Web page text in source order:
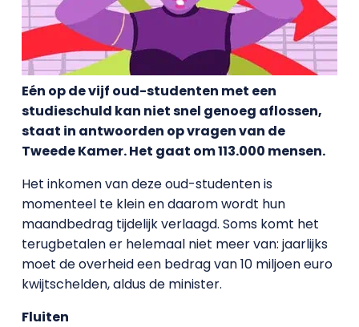
Eén op de vijf oud-studenten met een
studieschuld kan niet snel genoeg aflossen,
staat in antwoorden op vragen van de
Tweede Kamer. Het gaat om 113.000 mensen.
Het inkomen van deze oud-studenten is
momenteel te klein en daarom wordt hun
maandbedrag tijdelijk verlaagd. Soms komt het
terugbetalen er helemaal niet meer van: jaarlijks
moet de overheid een bedrag van 10 miljoen euro
kwijtschelden, aldus de minister.
Fluiten